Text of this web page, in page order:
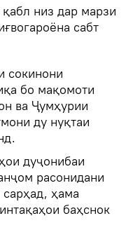
низ дар марзи
сабт
сокинони
бо мақомоти
ва Ҷумҳурии
ду нуқтаи
дуҷонибаи
расонидани
сарҳад, ҳама
баҳснок